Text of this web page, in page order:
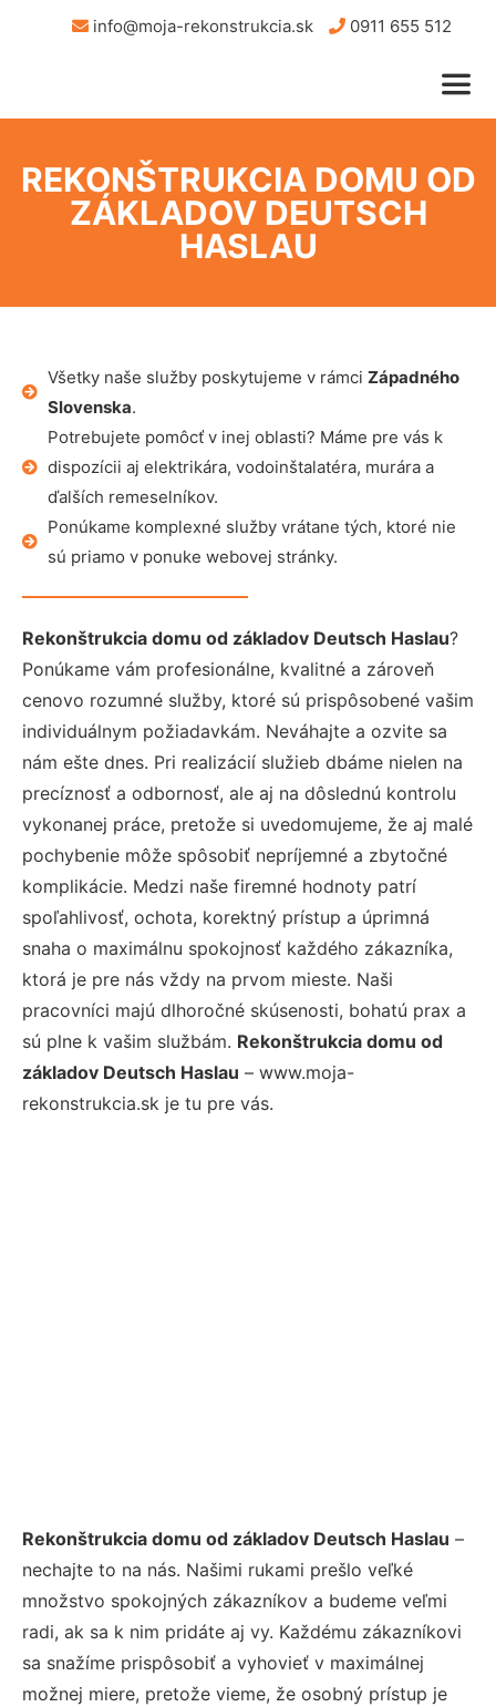
info@moja-rekonstrukcia.sk 0911 655 512
REKONŠTRUKCIA DOMU OD
ZÁKLADOV DEUTSCH
HASLAU
Všetky naše služby poskytujeme v rámci Západného
Slovenska.
Potrebujete pomôcť v inej oblasti? Máme pre vás k
dispozícii aj elektrikára, vodoinštalatéra, murára a
ďalších remeselníkov.
Ponúkame komplexné služby vrátane tých, ktoré nie
sú priamo v ponuke webovej stránky.
Rekonštrukcia domu od základov Deutsch Haslau?
Ponúkame vám profesionálne, kvalitné a zároveň
cenovo rozumné služby, ktoré sú prispôsobené vašim
individuálnym požiadavkám. Neváhajte a ozvite sa
nám ešte dnes. Pri realizácií služieb dbáme nielen na
precíznosť a odbornosť, ale aj na dôslednú kontrolu
vykonanej práce, pretože si uvedomujeme, že aj malé
pochybenie môže spôsobiť nepríjemné a zbytočné
komplikácie. Medzi naše firemné hodnoty patrí
spoľahlivosť, ochota, korektný prístup a úprimná
snaha o maximálnu spokojnosť každého zákazníka,
ktorá je pre nás vždy na prvom mieste. Naši
pracovníci majú dlhoročné skúsenosti, bohatú prax a
sú plne k vašim službám. Rekonštrukcia domu od
základov Deutsch Haslau – www.moja-
rekonstrukcia.sk je tu pre vás.
Rekonštrukcia domu od základov Deutsch Haslau –
nechajte to na nás. Našimi rukami prešlo veľké
množstvo spokojných zákazníkov a budeme veľmi
radi, ak sa k nim pridáte aj vy. Každému zákazníkovi
sa snažíme prispôsobiť a vyhovieť v maximálnej
možnej miere, pretože vieme, že osobný prístup je